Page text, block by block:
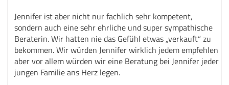
Jennifer ist aber nicht nur fachlich sehr kompetent,
sondern auch eine sehr ehrliche und super sympathische
Beraterin. Wir hatten nie das Gefühl etwas „verkauft“ zu
bekommen. Wir würden Jennifer wirklich jedem empfehlen
aber vor allem würden wir eine Beratung bei Jennifer jeder
jungen Familie ans Herz legen.